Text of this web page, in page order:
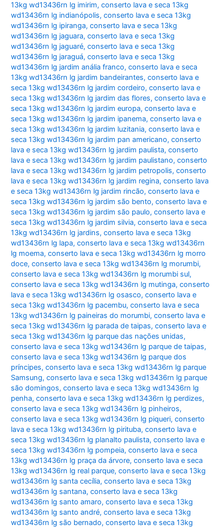
13kg wd13436rn lg imirim,conserto lava e seca 13kg
wd13436rn lg indianópolis,conserto lava e seca 13kg
wd13436rn lg ipiranga,conserto lava e seca 13kg
wd13436rn lg jaguara,conserto lava e seca 13kg
wd13436rn lg jaguaré,conserto lava e seca 13kg
wd13436rn lg jaraguá,conserto lava e seca 13kg
wd13436rn lg jardim anália franco,conserto lava e seca
13kg wd13436rn lg jardim bandeirantes,conserto lava e
seca 13kg wd13436rn lg jardim cordeiro,conserto lava e
seca 13kg wd13436rn lg jardim das flores,conserto lava e
seca 13kg wd13436rn lg jardim europa,conserto lava e
seca 13kg wd13436rn lg jardim ipanema,conserto lava e
seca 13kg wd13436rn lg jardim luzitania,conserto lava e
seca 13kg wd13436rn lg jardim pan americano,conserto
lava e seca 13kg wd13436rn lg jardim paulista,conserto
lava e seca 13kg wd13436rn lg jardim paulistano,conserto
lava e seca 13kg wd13436rn lg jardim petropolis,conserto
lava e seca 13kg wd13436rn lg jardim regina,conserto lava
e seca 13kg wd13436rn lg jardim rincão,conserto lava e
seca 13kg wd13436rn lg jardim são bento,conserto lava e
seca 13kg wd13436rn lg jardim são paulo,conserto lava e
seca 13kg wd13436rn lg jardim silvia,conserto lava e seca
13kg wd13436rn lg jardins,conserto lava e seca 13kg
wd13436rn lg lapa,conserto lava e seca 13kg wd13436rn
lg moema,conserto lava e seca 13kg wd13436rn lg morro
doce,conserto lava e seca 13kg wd13436rn lg morumbi,
conserto lava e seca 13kg wd13436rn lg morumbi sul,
conserto lava e seca 13kg wd13436rn lg mutinga,conserto
lava e seca 13kg wd13436rn lg osasco,conserto lava e
seca 13kg wd13436rn lg pacembu,conserto lava e seca
13kg wd13436rn lg paineiras do morumbi,conserto lava e
seca 13kg wd13436rn lg parada de taipas,conserto lava e
seca 13kg wd13436rn lg parque das nações unidas,
conserto lava e seca 13kg wd13436rn lg parque de taipas,
conserto lava e seca 13kg wd13436rn lg parque dos
príncipes,conserto lava e seca 13kg wd13436rn lg parque
Samsung,conserto lava e seca 13kg wd13436rn lg parque
são domingos,conserto lava e seca 13kg wd13436rn lg
penha,conserto lava e seca 13kg wd13436rn lg perdizes,
conserto lava e seca 13kg wd13436rn lg pinheiros,
conserto lava e seca 13kg wd13436rn lg piqueri,conserto
lava e seca 13kg wd13436rn lg pirituba,conserto lava e
seca 13kg wd13436rn lg planalto paulista,conserto lava e
seca 13kg wd13436rn lg pompeia,conserto lava e seca
13kg wd13436rn lg praça da árvore,conserto lava e seca
13kg wd13436rn lg real parque,conserto lava e seca 13kg
wd13436rn lg santa cecília,conserto lava e seca 13kg
wd13436rn lg santana,conserto lava e seca 13kg
wd13436rn lg santo amaro,conserto lava e seca 13kg
wd13436rn lg santo andré,conserto lava e seca 13kg
wd13436rn lg são bernado,conserto lava e seca 13kg